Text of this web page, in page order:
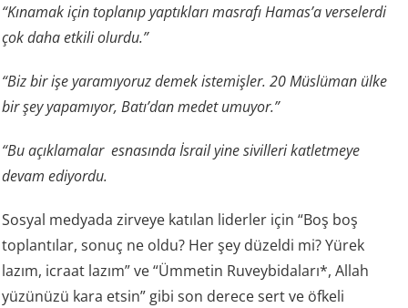
“Kınamak için toplanıp yaptıkları masrafı Hamas’a verselerdi
çok daha etkili olurdu.”
“Biz bir işe yaramıyoruz demek istemişler. 20 Müslüman ülke
bir şey yapamıyor, Batı’dan medet umuyor.”
“Bu açıklamalar esnasında İsrail yine sivilleri katletmeye
devam ediyordu.
Sosyal medyada zirveye katılan liderler için “Boş boş
toplantılar, sonuç ne oldu? Her şey düzeldi mi? Yürek
lazım, icraat lazım” ve “Ümmetin Ruveybidaları*, Allah
yüzünüzü kara etsin” gibi son derece sert ve öfkeli